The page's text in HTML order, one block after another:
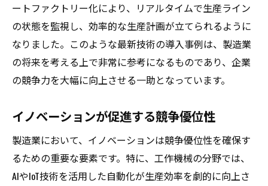
ートファクトリー化により、リアルタイムで生産ライン
の状態を監視し、効率的な生産計画が立てられるように
なりました。このような最新技術の導入事例は、製造業
の将来を考える上で非常に参考になるものであり、企業
の競争力を大幅に向上させる一助となっています。
イノベーションが促進する競争優位性
製造業において、イノベーションは競争優位性を確保す
るための重要な要素です。特に、工作機械の分野では、
AIやIoT技術を活用した自動化が生産効率を劇的に向上さ